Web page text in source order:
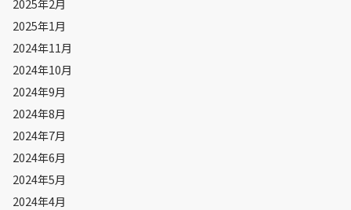
2025年2月
2025年1月
2024年11月
2024年10月
2024年9月
2024年8月
2024年7月
2024年6月
2024年5月
2024年4月